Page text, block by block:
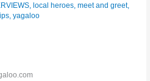
,local heroes,meet and greet,
,yagaloo